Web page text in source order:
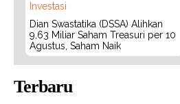
Investasi
Dian Swastatika (DSSA) Alihkan
9,63 Miliar Saham Treasuri per 10
Agustus, Saham Naik
Terbaru